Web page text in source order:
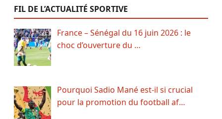
FIL DE L’ACTUALITÉ SPORTIVE
France – Sénégal du 16 juin 2026 : le
choc d’ouverture du …
Pourquoi Sadio Mané est-il si crucial
pour la promotion du football af…